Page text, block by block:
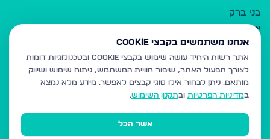
בני ברק
ירושלים
אלעד
גבעת זאב
בית שמש
רכסים
מודיעין עילית
אנחנו משתמשים בקבצי Cookie
אתר רשות היחיד עושה שימוש בקבצי Cookie ובטכנולוגיות דומות
לצורך תפעול האתר, שיפור חוויית המשתמש, ניתוח שימוש ושיווק
מותאם. ניתן לבחור אילו סוגי קבצים לאפשר. מידע מלא נמצא
במדיניות הפרטיות ובתקנון השימוש.
אשר הכל